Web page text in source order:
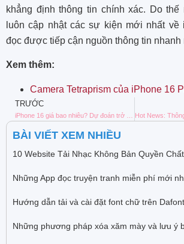
khẳng định thông tin chính xác. Do thế
luôn cập nhật các sự kiện mới nhất về
đọc được tiếp cận nguồn thông tin nhanh
Xem thêm:
Camera Tetraprism của iPhone 16
TRƯỚC
BÀI VIẾT XEM NHIỀU
10 Website Tải Nhạc Không Bản Quyền
Những App đọc truyện tranh miễn phí mới
Hướng dẫn tải và cài đặt font chữ trên
Những phương pháp xóa xăm mày và lưu ý